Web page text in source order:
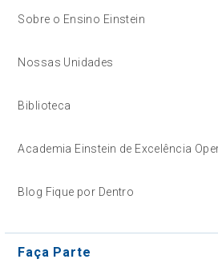
Sobre o Ensino Einstein
Nossas Unidades
Biblioteca
Academia Einstein de Excelência
Blog Fique por Dentro
Faça Parte